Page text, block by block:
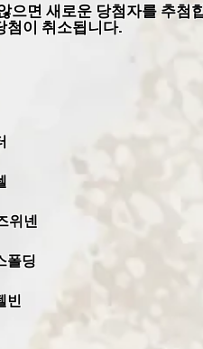
으면 새로운 당첨자를 추첨
첨이 취소됩니다.
위넨
폴딩
빈